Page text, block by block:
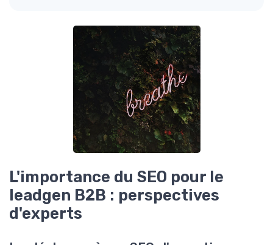
L'importance du SEO pour le
leadgen B2B : perspectives
d'experts